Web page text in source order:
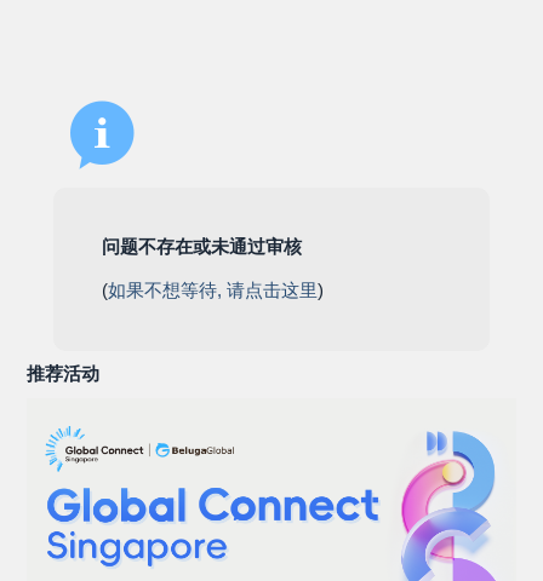
问题不存在或未通过审核
(如果不想等待, 请点击这里)
推荐活动